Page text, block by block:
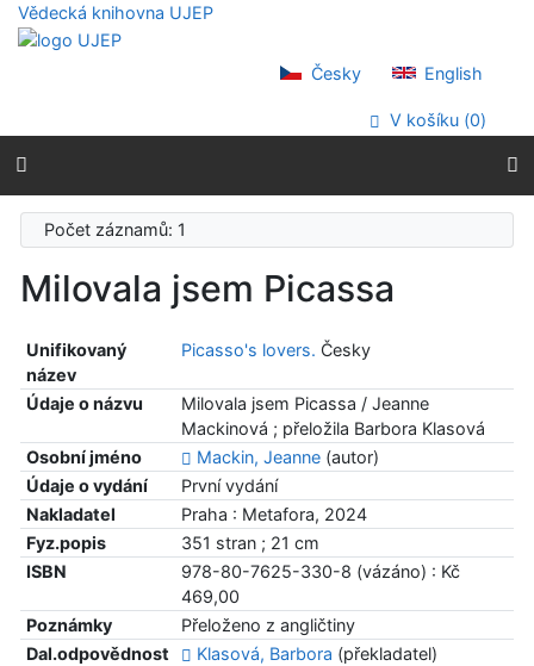
Přejít na obsah
Přejít na menu
Prohlášení o webové přístupnosti
Vědecká knihovna UJEP
Česky English
V košíku (0)
Počet záznamů: 1
Milovala jsem Picassa
Unifikovaný
název
Picasso's lovers. Česky
Údaje o názvu
Milovala jsem Picassa / Jeanne
Mackinová ; přeložila Barbora Klasová
Osobní jméno
Mackin, Jeanne(autor)
Údaje o vydání
První vydání
Nakladatel
Praha : Metafora, 2024
Fyz.popis
351 stran ; 21 cm
ISBN
978-80-7625-330-8 (vázáno) : Kč
469,00
Poznámky
Přeloženo z angličtiny
Dal.odpovědnost
Klasová, Barbora (překladatel)